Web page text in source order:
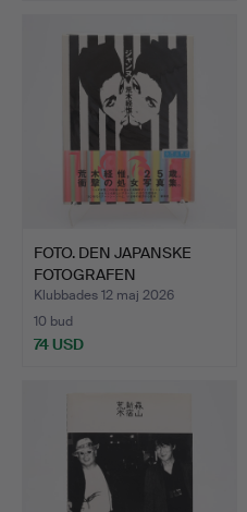
FOTO. DEN JAPANSKE
FOTOGRAFEN
NOBUYOSHI AR…
Klubbades 12 maj 2026
10 bud
74 USD